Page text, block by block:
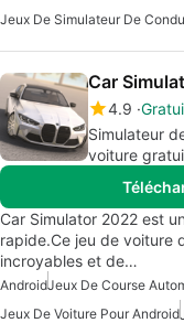
Car
4.9
Simulateur
voiture
Car Simulator 2022 est
rapide.Ce jeu de voiture
incroyables et de…
AndroidJeux De Course
Jeux De Voiture Pour Android